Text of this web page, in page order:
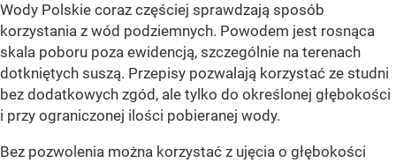
Wody Polskie coraz częściej sprawdzają sposób
korzystania z wód podziemnych. Powodem jest rosnąca
skala poboru poza ewidencją, szczególnie na terenach
dotkniętych suszą. Przepisy pozwalają korzystać ze studni
bez dodatkowych zgód, ale tylko do określonej głębokości
i przy ograniczonej ilości pobieranej wody.
Bez pozwolenia można korzystać z ujęcia o głębokości